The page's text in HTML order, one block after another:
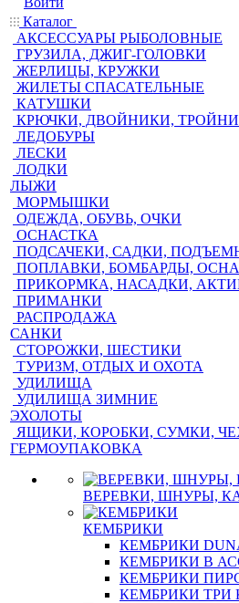
Каталог
АКСЕССУАРЫ РЫБОЛОВНЫЕ
ГРУЗИЛА, ДЖИГ-ГОЛОВКИ
ЖЕРЛИЦЫ, КРУЖКИ
ЖИЛЕТЫ СПАСАТЕЛЬНЫЕ
КАТУШКИ
КРЮЧКИ, ДВОЙНИКИ,
ЛЕДОБУРЫ
ЛЕСКИ
ЛОДКИ
ЛЫЖИ
МОРМЫШКИ
ОДЕЖДА, ОБУВЬ, ОЧКИ
ОСНАСТКА
ПОДСАЧЕКИ, САДКИ,
ПОПЛАВКИ, БОМБАРДЫ,
ПРИКОРМКА, НАСАДКИ,
ПРИМАНКИ
РАСПРОДАЖА
САНКИ
СТОРОЖКИ, ШЕСТИКИ
ТУРИЗМ, ОТДЫХ И ОХОТА
УДИЛИЩА
УДИЛИЩА ЗИМНИЕ
ЭХОЛОТЫ
ЯЩИКИ, КОРОБКИ, СУМКИ,
ГЕРМОУПАКОВКА
ВЕРЕВКИ, ШНУРЫ,
КЕМБРИКИ
КЕМБРИКИ
КЕМБРИКИ В
КЕМБРИКИ
КЕМБРИКИ ТРИ